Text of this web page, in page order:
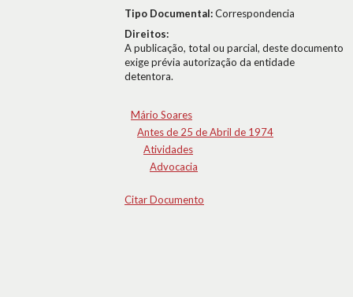
Tipo Documental:Correspondencia
Direitos:
A publicação, total ou parcial, deste documento
exige prévia autorização da entidade
detentora.
Mário Soares
Antes de 25 de Abril de 1974
Atividades
Advocacia
Citar Documento